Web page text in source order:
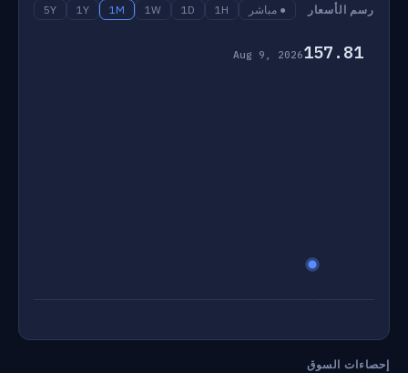
رسم الأسعار ● مباشر 1H
1D
1W
1M
1Y
5Y
157.81
Aug 9, 2026
إحصاءات السوق